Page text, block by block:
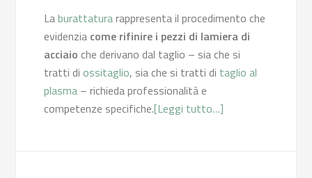
Laburattaturarappresenta il procedimento che
evidenzia come rifinire i pezzi di lamiera di
acciaio che derivano dal taglio – sia che si
tratti diossitaglio, sia che si tratti di taglio al
plasma – richieda professionalità e
competenze specifiche.[Leggi tutto…]